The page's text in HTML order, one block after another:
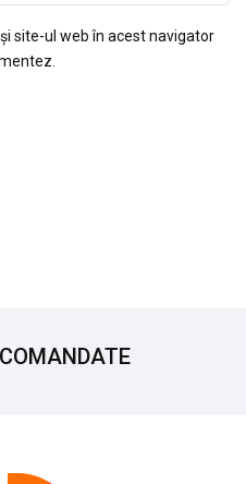
site-ul web în acest navigator